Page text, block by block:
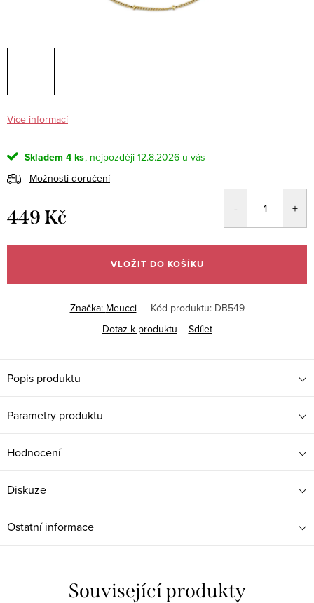
Více informací
Skladem 4 ks
12.8.2026
Možnosti doručení
449 Kč
cena:
VLOŽIT DO KOŠÍKU
Značka: Meucci Kód produktu: DB549
Dotaz k produktu
Sdílet
Popis produktu
Parametry produktu
Hodnocení
Diskuze
Ostatní informace
Související produkty